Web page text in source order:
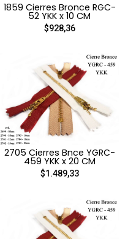
1859 Cierres Bronce RGC-
52 YKK x 10 CM
$928,36
2705 Cierres Bnce YGRC-
459 YKK x 20 CM
$1.489,33